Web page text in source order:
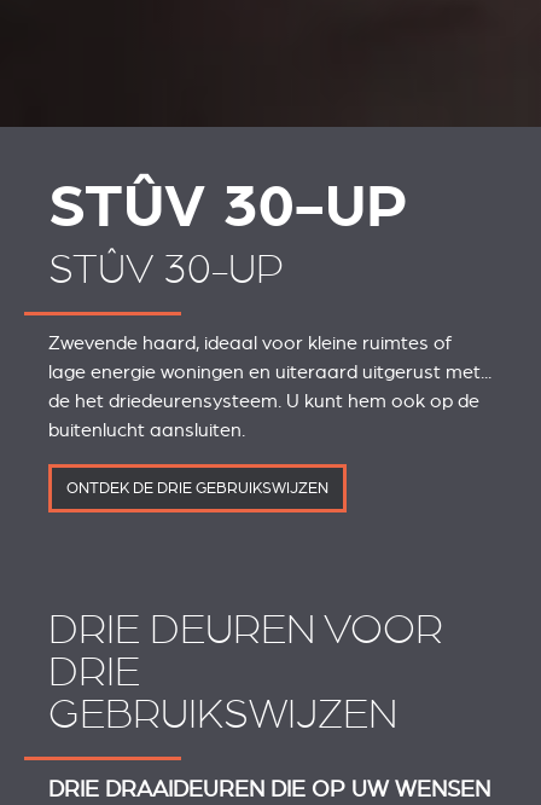
STÛV 30-UP
STÛV 30-UP
Zwevende haard, ideaal voor kleine ruimtes of
lage energie woningen en uiteraard uitgerust met...
de het driedeurensysteem. U kunt hem ook op de
buitenlucht aansluiten.
ONTDEK DE DRIE GEBRUIKSWIJZEN
DRIE DEUREN VOOR
DRIE
GEBRUIKSWIJZEN
DRIE DRAAIDEUREN DIE OP UW WENSEN